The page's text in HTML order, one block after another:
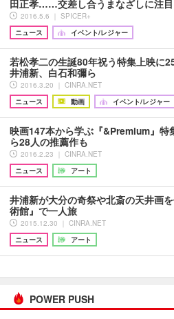
田正孝……交差し合うまなざしに注
2016.5.6 ｜ SPICER+
ニュース
イベント/レジャー
若松孝二の生誕80年祝う特集上映に
井浦新、白石和彌ら
2016.3.20 ｜ CINRA.NET
ニュース
動画 イベント/レジャー
映画147本から学ぶ『&Premium』特
ら28人の推薦作も
2016.2.23 ｜ CINRA.NET
ニュース
アート
井浦新が大分の奇祭や北斎の天井画
術館』で一人旅
2015.12.30 ｜ CINRA.NET
ニュース
アート
POWER PUSH